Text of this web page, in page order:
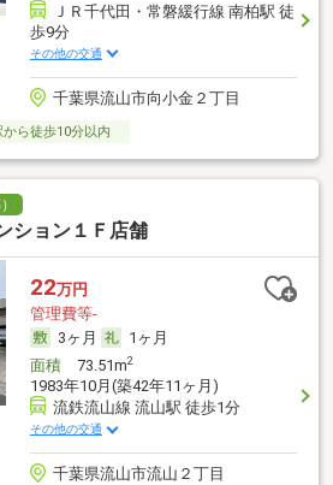
ＪＲ千代田・常磐緩行線 南柏駅 徒
歩9分
その他の交通
千葉県流山市向小金２丁目
から徒歩10分以内
ション１Ｆ店舗
22万円
管理費等-
3ヶ月
1ヶ月
面積73.51m2
1983年10月(築42年11ヶ月)
流鉄流山線 流山駅 徒歩1分
その他の交通
千葉県流山市流山２丁目